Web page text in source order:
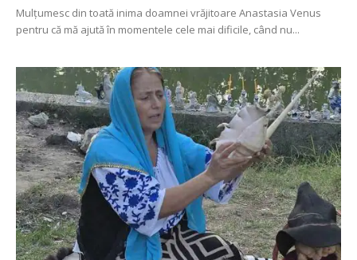
Mulţumesc din toată inima doamnei vrăjitoare Anastasia Venus
pentru că mă ajută în momentele cele mai dificile, când nu...